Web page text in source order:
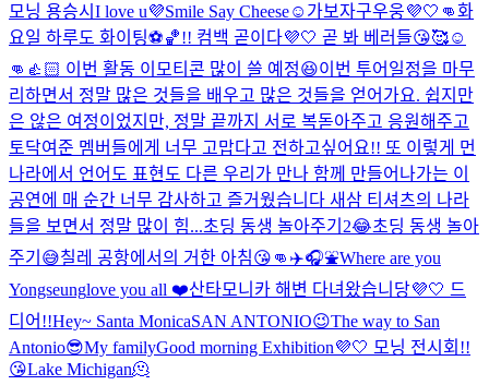
모닝 용승시 I love u💜Smile Say Cheese☺️ 가보자구우웅💜🤍👊화
요일 하루도 화이팅⚽️🏀!! 컴백 곧이다💜🤍 곧 봐 베러들😘🥰☺️
👊👍🏻 이번 활동 이모티콘 많이 쓸 예정😆이번 투어일정을 마무
리하면서 정말 많은 것들을 배우고 많은 것들을 얻어가요. 쉽지만
은 않은 여정이었지만, 정말 끝까지 서로 복돋아주고 응원해주고
토닥여준 멤버들에게 너무 고맙다고 전하고싶어요!! 또 이렇게 먼
나라에서 언어도 표현도 다른 우리가 만나 함께 만들어나가는 이
공연에 매 순간 너무 감사하고 즐거웠습니다 새삼 티셔츠의 나라
들을 보면서 정말 많이 힘...초딩 동생 놀아주기2😂초딩 동생 놀아
주기😅칠레 공항에서의 거한 아침😘👊 ✈️🎧⛲️Where are you
Yongseunglove you all ❤️산타모니카 해변 다녀왔습니당💜🤍 드
디어!!Hey~ Santa MonicaSAN ANTONIO😉The way to San
Antonio😎My familyGood morning Exhibition💜🤍 모닝 전시회!!
😘Lake Michigan🫠